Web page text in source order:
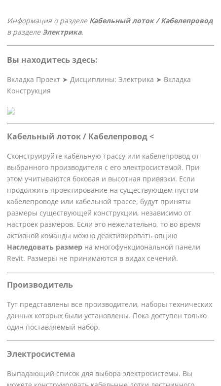
Информация о разделе Кабельный лоток / Кабелепровод
в разделе Электрика.
Вы находитесь здесь:
Вкладка Проект ➤ Дисциплины: Электрика ➤ Вкладка
Конструкция
Кабельный лоток / Кабелепровод <
Сконструируйте кабельную трассу или кабелепровод от
выбранного производителя с его электросистемой. При
этом учитываются боковая и высотная привязки. Если
продолжить проектирование на существующем пустом
кабелепроводе или кабельной трассе, будут приняты
размеры существующей конструкции, независимо от
настроек размеров. Если это нежелательно, то во время
активной команды можно деактивировать опцию
Наследовать размер на многофункциональной панели
Revit. Размеры не принимаются в видах сечений.
Производитель
Тут представлены все производители, наборы технических
данных которых были установлены. Пока доступен только
один поставляемый набор.
Электросистема
Выпадающий список для выбора электросистемы. Вы